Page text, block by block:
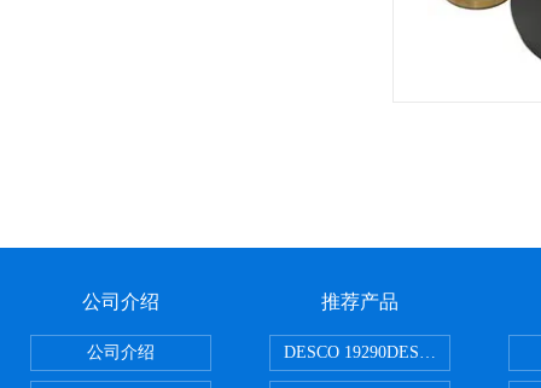
公司介绍
公司介绍
推荐产品
DESCO 19290DESCO 19290重锤